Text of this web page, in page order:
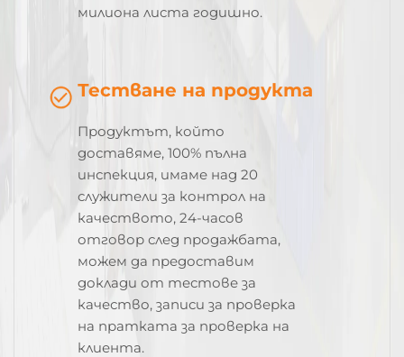
милиона листа годишно.
Тестване на продукта
Продуктът, който
доставяме, 100% пълна
инспекция, имаме над 20
служители за контрол на
качеството, 24-часов
отговор след продажбата,
можем да предоставим
доклади от тестове за
качество, записи за проверка
на пратката за проверка на
клиента.